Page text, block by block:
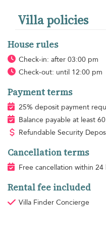
Villa policies
House rules
Check-in: after 03:00 pm
Check-out: until 12:00 pm
Payment terms
25% deposit payment
Balance payable at least
Refundable Security
Cancellation terms
Free cancellation within
Rental fee included
Villa Finder Concierge